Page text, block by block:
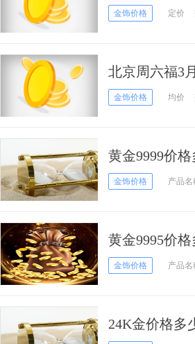
金饰价格 定价
北京周六福3
金饰价格 均价
黄金9999价
金饰价格 产品名
黄金9995价
金饰价格 产品名
24K金价格多